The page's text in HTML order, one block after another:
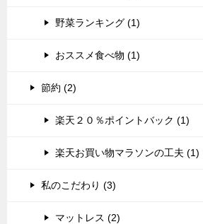
野菜ランキング (1)
おススメ食べ物 (1)
節約 (2)
楽天２０％ポイントバック (1)
楽天お買い物マラソンの工夫 (1)
私のこだわり (3)
マットレス (2)